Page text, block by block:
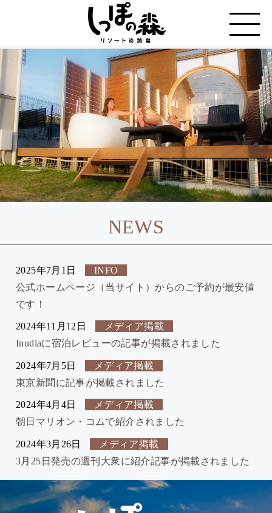
NEWS
2025年7月1日
INFO
公式ホームページ（当サイト）からのご予約が最安値
です！
2024年11月12日
メディア掲載
Inudiaに宿泊レビューの記事が掲載されました
2024年7月5日
メディア掲載
東京新聞に記事が掲載されました
2024年4月4日
メディア掲載
朝日マリオン・コムで紹介されました
2024年3月26日
メディア掲載
3月25日発売の週刊大衆に紹介記事が掲載されました